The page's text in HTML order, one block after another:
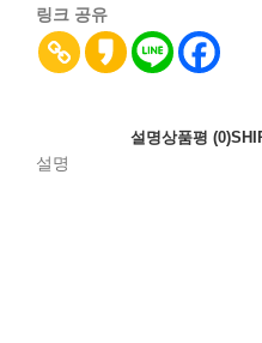
링크 공유
설명상품평 (0)
설명